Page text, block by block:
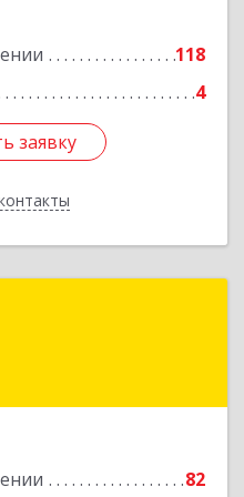
118
4
заявку
заявку
82
Краснокамский р-н,
Подробнее